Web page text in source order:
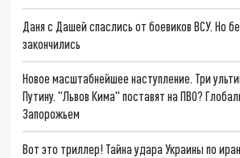
Даня с Дашей спаслись от боевиков ВСУ. Но
закончились
Новое масштабнейшее наступление. Три
Путину. "Львов Кима" поставят на ПВО?
Запорожьем
Вот это триллер! Тайна удара Украины по